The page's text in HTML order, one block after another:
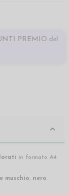
PREMIO del
in formato A4
muschio, nero.